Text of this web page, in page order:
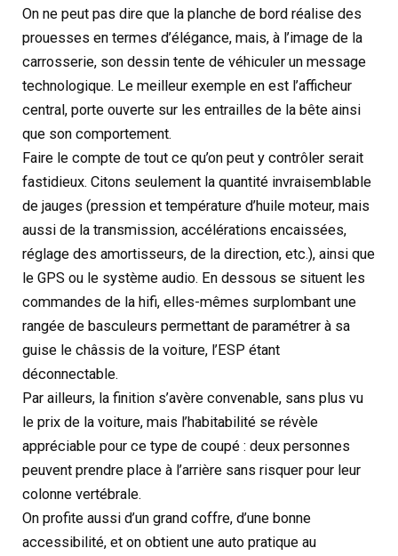
On ne peut pas dire que la planche de bord réalise des
prouesses en termes d’élégance, mais, à l’image de la
carrosserie, son dessin tente de véhiculer un message
technologique. Le meilleur exemple en est l’afficheur
central, porte ouverte sur les entrailles de la bête ainsi
que son comportement.
Faire le compte de tout ce qu’on peut y contrôler serait
fastidieux. Citons seulement la quantité invraisemblable
de jauges (pression et température d’huile moteur, mais
aussi de la transmission, accélérations encaissées,
réglage des amortisseurs, de la direction, etc.), ainsi que
le GPS ou le système audio. En dessous se situent les
commandes de la hifi, elles-mêmes surplombant une
rangée de basculeurs permettant de paramétrer à sa
guise le châssis de la voiture, l’ESP étant
déconnectable.
Par ailleurs, la finition s’avère convenable, sans plus vu
le prix de la voiture, mais l’habitabilité se révèle
appréciable pour ce type de coupé : deux personnes
peuvent prendre place à l’arrière sans risquer pour leur
colonne vertébrale.
On profite aussi d’un grand coffre, d’une bonne
accessibilité, et on obtient une auto pratique au